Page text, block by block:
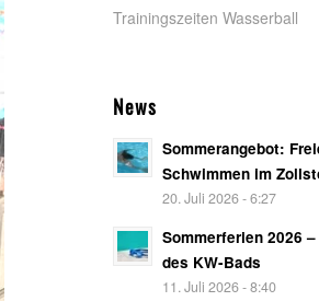
Trainingszeiten Wasserball
News
Sommerangebot:
Schwimmen im
20. Juli 2026 - 6:27
Sommerferien 2026
des KW-Bads
11. Juli 2026 - 8:40